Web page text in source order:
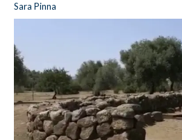
Sara Pinna